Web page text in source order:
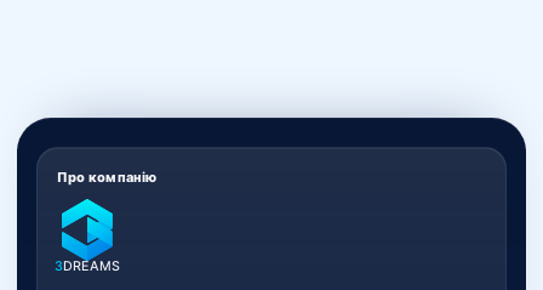
Про компанію
3DREAMS